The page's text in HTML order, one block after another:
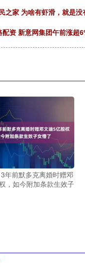
之家 为啥有虾滑，就是
配资 新意网集团午前涨超
年前默多克离婚时赠邓
，如今附加条款生效子